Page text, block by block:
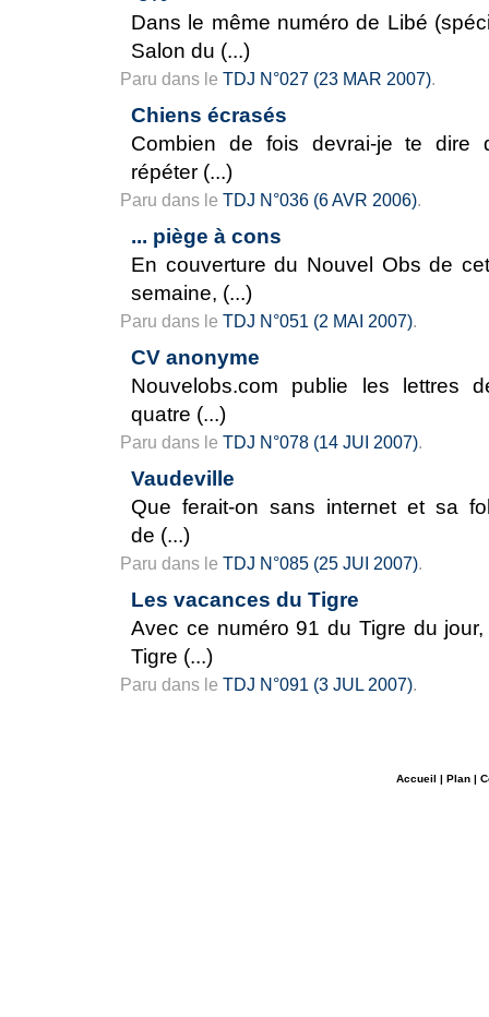
Dans le même numéro de Libé
Salon du (...)
Paru dans le TDJ N°027 (23 MAR 2007).
Chiens écrasés
Combien de fois devrai-je te dire
répéter (...)
Paru dans le TDJ N°036 (6 AVR 2006).
... piège à cons
En couverture du Nouvel Obs de
semaine, (...)
Paru dans le TDJ N°051 (2 MAI 2007).
CV anonyme
Nouvelobs.com publie les lettres
quatre (...)
Paru dans le TDJ N°078 (14 JUI 2007).
Vaudeville
Que ferait-on sans internet et sa
de (...)
Paru dans le TDJ N°085 (25 JUI 2007).
Les vacances du Tigre
Avec ce numéro 91 du Tigre du jour,
Tigre (...)
Paru dans le TDJ N°091 (3 JUL 2007).
Accueil | Plan|